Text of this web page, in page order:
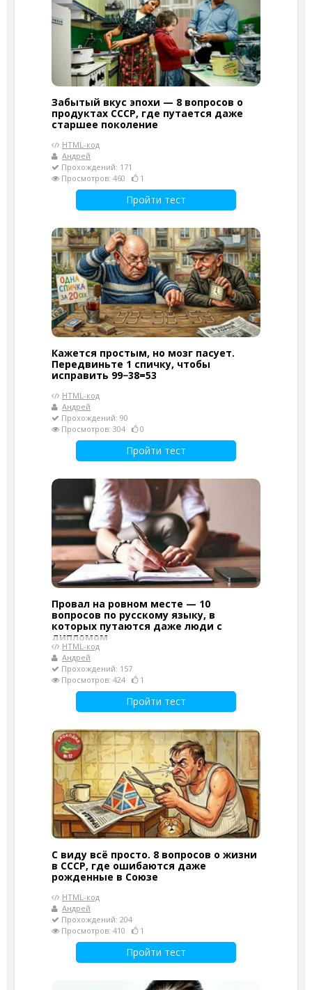
Забытый вкус эпохи — 8 вопросов о
продуктах СССР, где путается даже
старшее поколение
HTML-код
Андрей
Прохождений: 171
Просмотров: 460
1
Пройти тест
Кажется простым, но мозг пасует.
Передвиньте 1 спичку, чтобы
исправить 99−38=53
HTML-код
Андрей
Прохождений: 90
Просмотров: 304
0
Пройти тест
Провал на ровном месте — 10
вопросов по русскому языку, в
которых путаются даже люди с
дипломом
HTML-код
Андрей
Прохождений: 157
Просмотров: 424
1
Пройти тест
С виду всё просто. 8 вопросов о жизни
в СССР, где ошибаются даже
рожденные в Союзе
HTML-код
Андрей
Прохождений: 204
Просмотров: 410
1
Пройти тест